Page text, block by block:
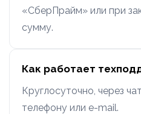
«СберПрайм» или при
сумму.
Как работает
Круглосуточно, через
телефону или e-mail.